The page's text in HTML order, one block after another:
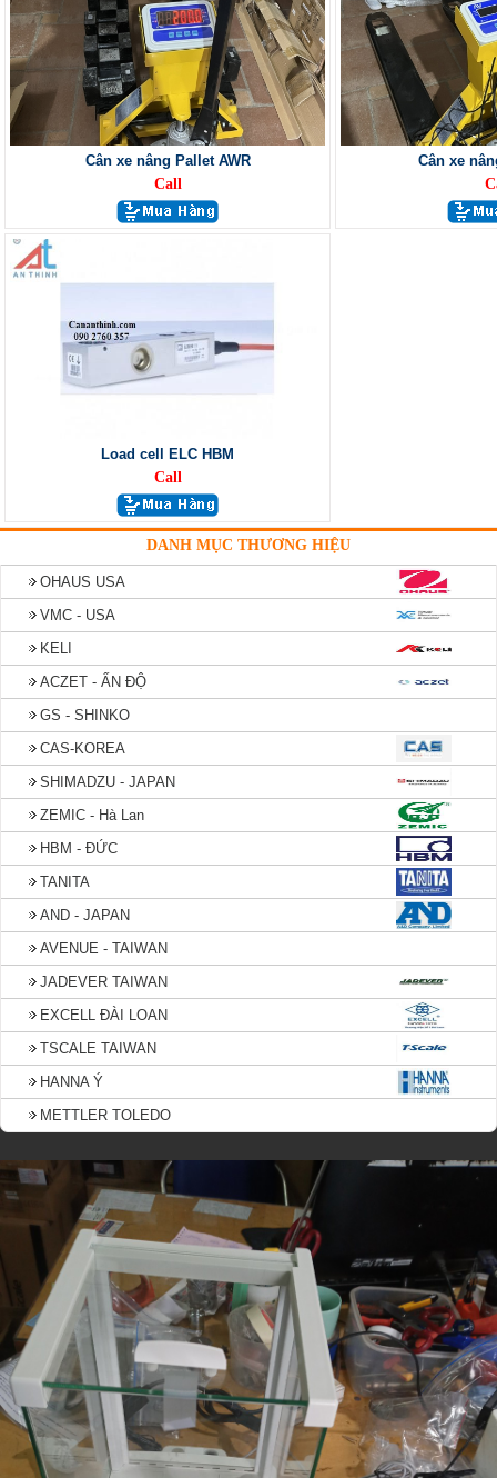
Cân xe nâng Pallet AWR
Call
Cân xe
Load cell ELC HBM
Call
DANH MỤC THƯƠNG HIỆU
OHAUS USA
VMC - USA
KELI
ACZET - ẤN ĐỘ
GS - SHINKO
CAS-KOREA
SHIMADZU - JAPAN
ZEMIC - Hà Lan
HBM - ĐỨC
TANITA
AND - JAPAN
AVENUE - TAIWAN
JADEVER TAIWAN
EXCELL ĐÀI LOAN
TSCALE TAIWAN
HANNA Ý
METTLER TOLEDO